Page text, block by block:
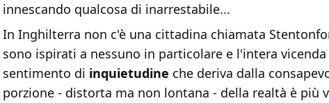
innescando qualcosa di inarrestabile...
In Inghilterra non c'è una cittadina chiamata
sono ispirati a nessuno in particolare e l'intera
sentimento di inquietudine che deriva dalla
porzione - distorta ma non lontana - della realtà è più